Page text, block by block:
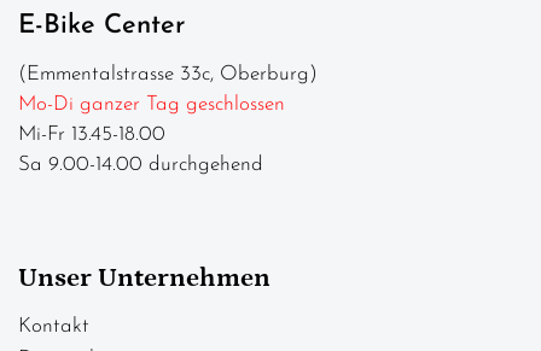
E-Bike Center
(Emmentalstrasse 33c, Oberburg)
Mo-Di ganzer Tag geschlossen
Mi-Fr 13.45-18.00
Sa 9.00-14.00 durchgehend
Unser Unternehmen
Kontakt